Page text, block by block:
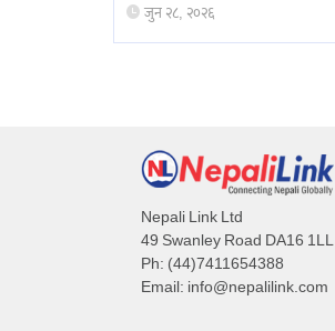
जुन २८, २०२६
Nepali Link Ltd
49 Swanley Road DA16 1LL
Ph: (44)7411654388
Email: info@nepalilink.com